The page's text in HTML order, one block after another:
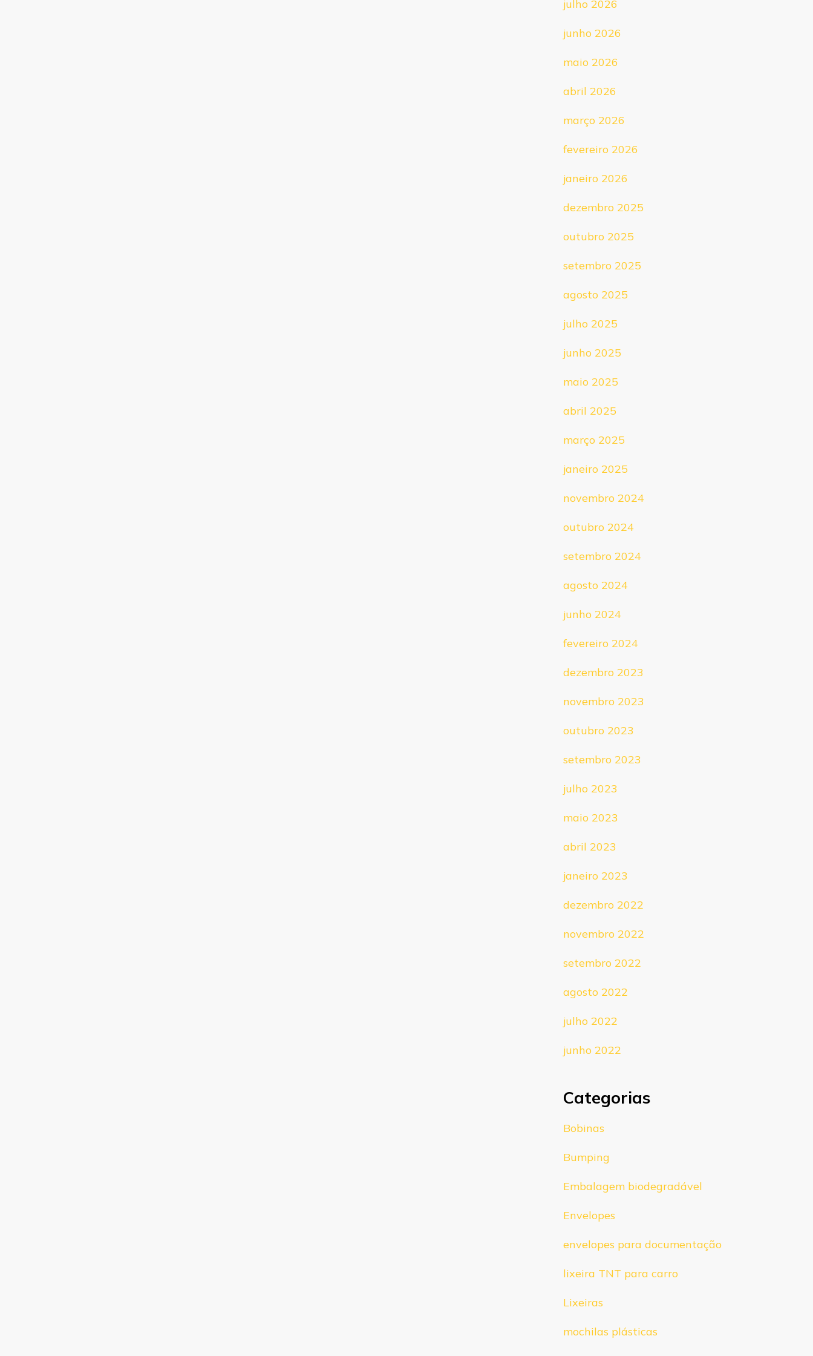
julho 2026
junho 2026
maio 2026
abril 2026
março 2026
fevereiro 2026
janeiro 2026
dezembro 2025
outubro 2025
setembro 2025
agosto 2025
julho 2025
junho 2025
maio 2025
abril 2025
março 2025
janeiro 2025
novembro 2024
outubro 2024
setembro 2024
agosto 2024
junho 2024
fevereiro 2024
dezembro 2023
novembro 2023
outubro 2023
setembro 2023
julho 2023
maio 2023
abril 2023
janeiro 2023
dezembro 2022
novembro 2022
setembro 2022
agosto 2022
julho 2022
junho 2022
Categorias
Bobinas
Bumping
Embalagem biodegradável
Envelopes
envelopes para documentação
lixeira TNT para carro
Lixeiras
mochilas plásticas